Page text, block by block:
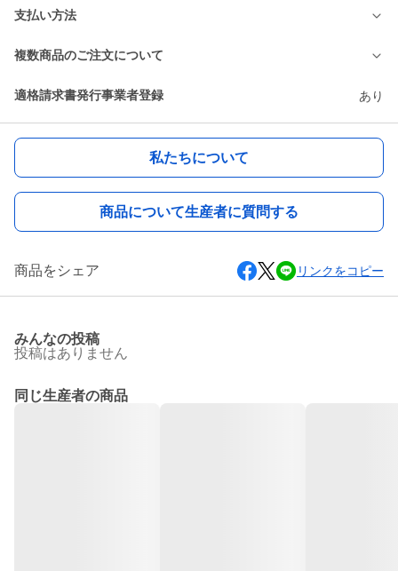
支払い方法
複数商品のご注文について
適格請求書発行事業者登録 あり
私たちについて
商品について生産者に質問する
商品をシェア リンクをコピー
みんなの投稿
投稿はありません
同じ生産者の商品